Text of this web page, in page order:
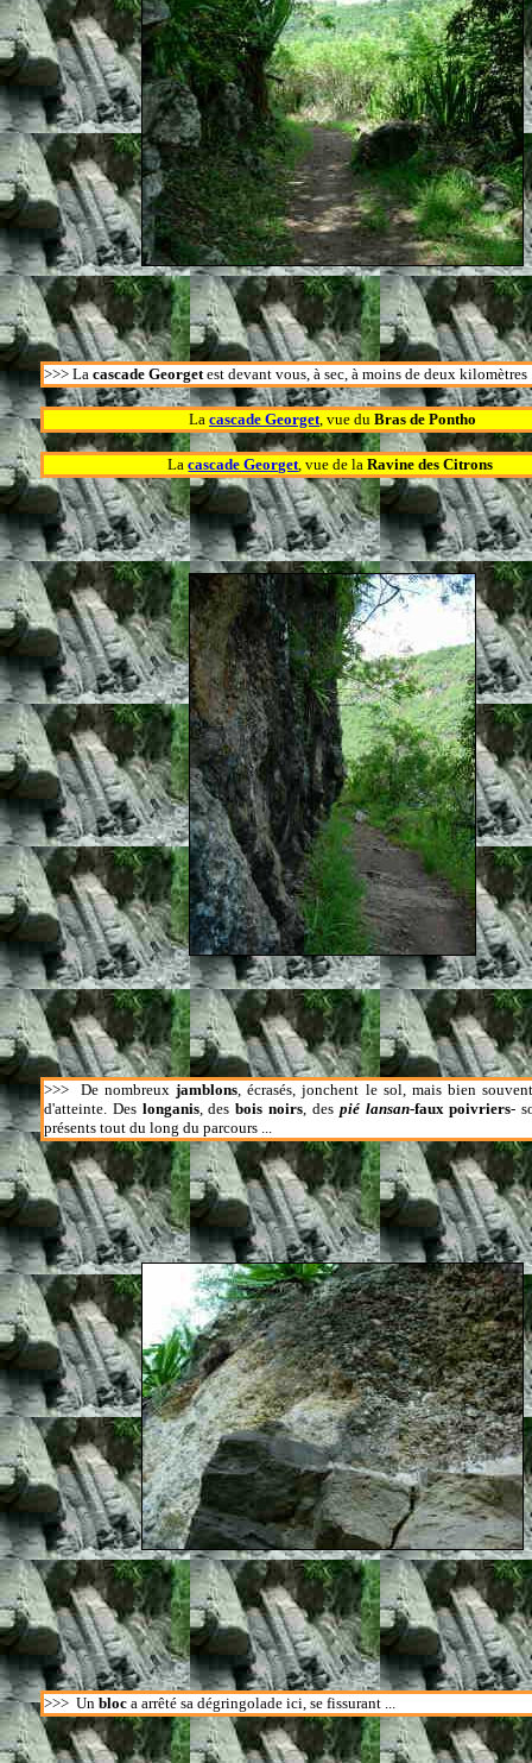
>>> La cascade Georgetest devant vous, à sec, à moins de deux kilomètres
La cascade Georget, vue du Bras de Pontho
Lacascade Georget, vue de laRavine des Citrons
>>>De nombreuxjamblons, écrasés, jonchent le sol, mais bien
d'atteinte. Des longanis, desbois noirs, des pié lansan-faux poivriers-
présents tout du long du parcours ...
>>> Un bloc a arrêté sa dégringolade ici, se fissurant ...